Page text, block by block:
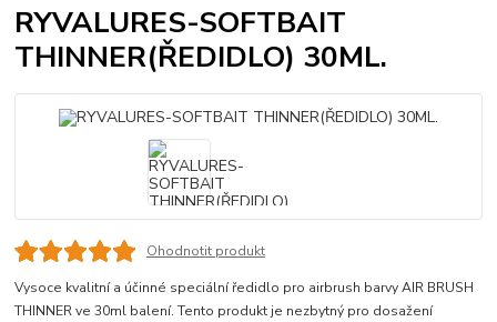
RYVALURES-SOFTBAIT
THINNER(ŘEDIDLO) 30ML.
Ohodnotit produkt
Vysoce kvalitní a účinné speciální ředidlo pro airbrush barvy AIR BRUSH
THINNER ve 30ml balení. Tento produkt je nezbytný pro dosažení